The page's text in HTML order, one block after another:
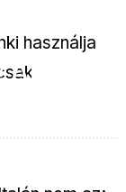
használja
lesz
fő